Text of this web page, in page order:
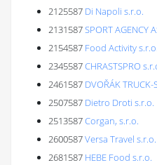
2125587 Di Napoli s.r.o.
2131587SPORT AGENCY
2154587 Food Activity s.r.o.
2345587CHRASTSPRO
2461587 DVOŘÁK TRUCK-
2507587 Dietro Droti s.r.o.
2513587Corgan, s.r.o.
2600587Versa Travel s.r.o.
2681587 HEBE Food s.r.o.